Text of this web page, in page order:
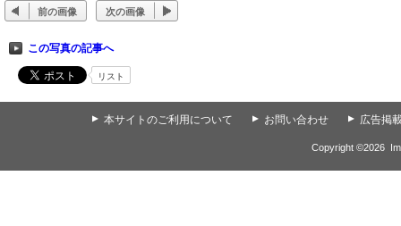
前の画像 次の画像
この写真の記事へ
リスト
▲ 本サイトのご利用について ▲ お問い合わせ ▲ 広告掲
Copyright ©2026